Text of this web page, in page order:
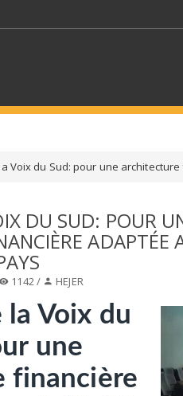
UNE SECTION
Voix du Sud: pour une
DU SUD: POUR
ADAPTÉE
1142 / HEJER
la Voix du
une
financière